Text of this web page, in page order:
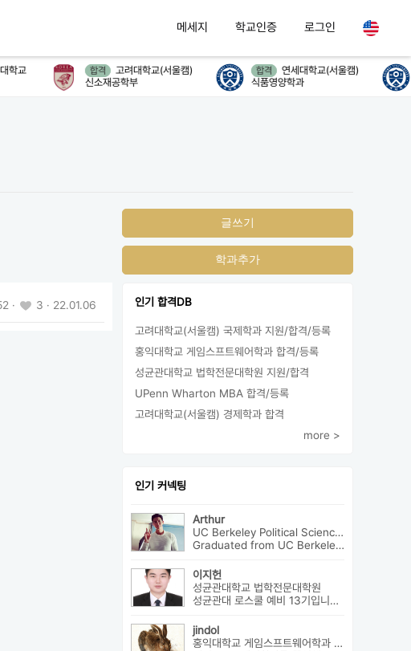
메세지 학교인증 로그인
교
합격
고려대학교(서울캠)
신소재공학부
합격
연세대학교(서울캠)
식품영양학과
글쓰기
학과추가
· 3 · 22.01.06 인기 합격DB
고려대학교(서울캠) 국제학과 지원/합격/등록
홍익대학교 게임스프트웨어학과 합격/등록
성균관대학교 법학전문대학원 지원/합격
UPenn Wharton MBA 합격/등록
고려대학교(서울캠) 경제학과 합격
more >
인기 커넥팅
Arthur
UC Berkeley Political Science 외4개
Graduated from UC Berkeley on a Regent's Scholarship. Af...
이지헌
성균관대학교 법학전문대학원
성균관대 로스쿨 예비 13기입니다 법률저널모의리트 전체3등으로 장학금 ...
jindol
홍익대학교 게임스프트웨어학과 외2개